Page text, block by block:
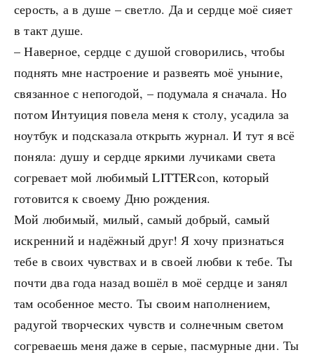
серость, а в душе – светло. Да и сердце моё сияет
в такт душе.
– Наверное, сердце с душой сговорились, чтобы
поднять мне настроение и развеять моё уныние,
связанное с непогодой, – подумала я сначала. Но
потом Интуиция повела меня к столу, усадила за
ноутбук и подсказала открыть журнал. И тут я всё
поняла: душу и сердце яркими лучиками света
согревает мой любимый LITTERcon, который
готовится к своему Дню рождения.
Мой любимый, милый, самый добрый, самый
искренний и надёжный друг! Я хочу признаться
тебе в своих чувствах и в своей любви к тебе. Ты
почти два года назад вошёл в моё сердце и занял
там особенное место. Ты своим наполнением,
радугой творческих чувств и солнечным светом
согреваешь меня даже в серые, пасмурные дни. Ты